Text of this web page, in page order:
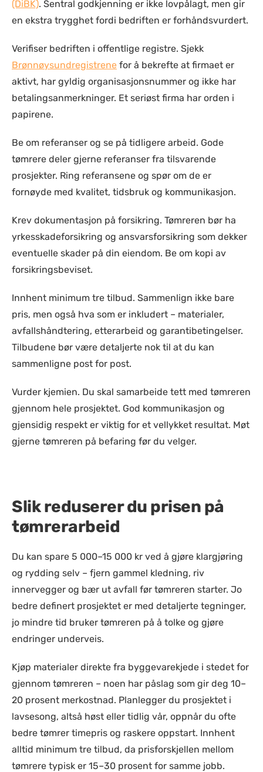
(DiBK). Sentral godkjenning er ikke lovpålagt, men gir
en ekstra trygghet fordi bedriften er forhåndsvurdert.
Verifiser bedriften i offentlige registre. Sjekk
Brønnøysundregistrene for å bekrefte at firmaet er
aktivt, har gyldig organisasjonsnummer og ikke har
betalingsanmerkninger. Et seriøst firma har orden i
papirene.
Be om referanser og se på tidligere arbeid. Gode
tømrere deler gjerne referanser fra tilsvarende
prosjekter. Ring referansene og spør om de er
fornøyde med kvalitet, tidsbruk og kommunikasjon.
Krev dokumentasjon på forsikring. Tømreren bør ha
yrkesskadeforsikring og ansvarsforsikring som dekker
eventuelle skader på din eiendom. Be om kopi av
forsikringsbeviset.
Innhent minimum tre tilbud. Sammenlign ikke bare
pris, men også hva som er inkludert – materialer,
avfallshåndtering, etterarbeid og garantibetingelser.
Tilbudene bør være detaljerte nok til at du kan
sammenligne post for post.
Vurder kjemien. Du skal samarbeide tett med tømreren
gjennom hele prosjektet. God kommunikasjon og
gjensidig respekt er viktig for et vellykket resultat. Møt
gjerne tømreren på befaring før du velger.
Slik reduserer du prisen på
tømrerarbeid
Du kan spare 5 000–15 000 kr ved å gjøre klargjøring
og rydding selv – fjern gammel kledning, riv
innervegger og bær ut avfall før tømreren starter. Jo
bedre definert prosjektet er med detaljerte tegninger,
jo mindre tid bruker tømreren på å tolke og gjøre
endringer underveis.
Kjøp materialer direkte fra byggevarekjede i stedet for
gjennom tømreren – noen har påslag som gir deg 10–
20 prosent merkostnad. Planlegger du prosjektet i
lavsesong, altså høst eller tidlig vår, oppnår du ofte
bedre tømrer timepris og raskere oppstart. Innhent
alltid minimum tre tilbud, da prisforskjellen mellom
tømrere typisk er 15–30 prosent for samme jobb.